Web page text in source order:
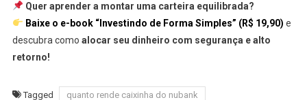
Quer aprender a montar uma carteira equilibrada?
Baixe o e-book “Investindo de Forma Simples” (R$ 19,90) e
descubra como alocar seu dinheiro com segurança e alto
retorno!
Tagged quanto rende caixinha do nubank